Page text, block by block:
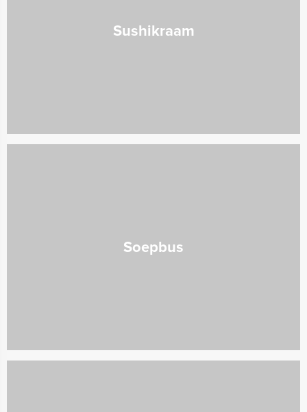
Sushikraam
Soepbus